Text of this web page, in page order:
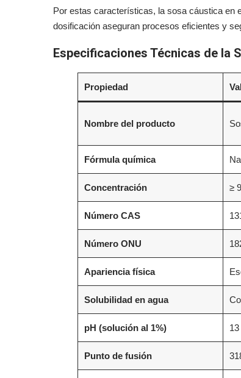
Por estas características, la sosa cáustica en
dosificación aseguran procesos eficientes y
Especificaciones Técnicas de la
Propiedad
Nombre del producto
Fórmula química
Concentración ≥
Número CAS
Número ONU
Apariencia física
Solubilidad en agua
pH (solución al 1%)
Punto de fusión